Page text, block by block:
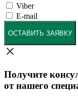
Viber
E-mail
ОСТАВИТЬ ЗАЯВКУ
Получите
от нашего